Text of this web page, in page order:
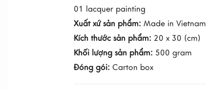
01 lacquer painting
Xuất xứ sản phẩm: Made in Vietnam
Kích thước sản phẩm: 20 x 30 (cm)
Khối lượng sản phẩm: 500 gram
Đóng gói: Carton box